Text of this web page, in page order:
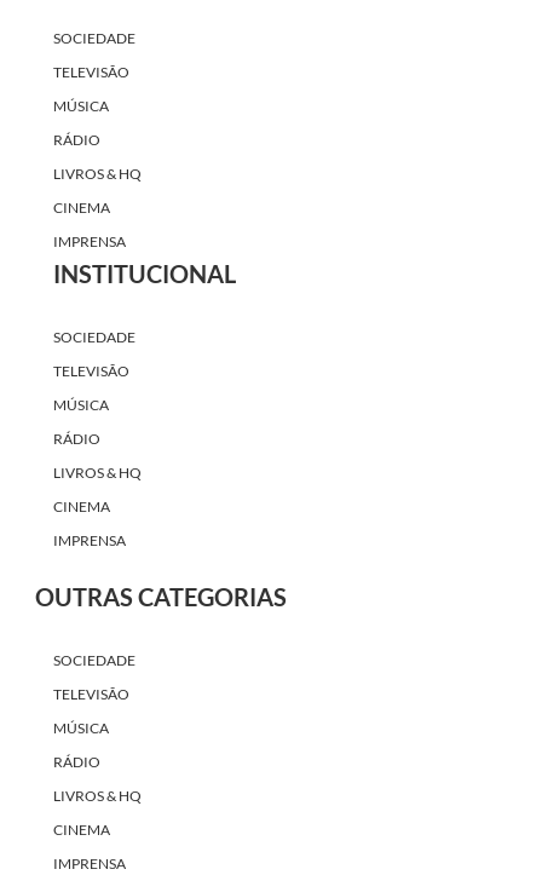
SOCIEDADE
TELEVISÃO
MÚSICA
RÁDIO
LIVROS & HQ
CINEMA
IMPRENSA
INSTITUCIONAL
SOCIEDADE
TELEVISÃO
MÚSICA
RÁDIO
LIVROS & HQ
CINEMA
IMPRENSA
OUTRAS CATEGORIAS
SOCIEDADE
TELEVISÃO
MÚSICA
RÁDIO
LIVROS & HQ
CINEMA
IMPRENSA